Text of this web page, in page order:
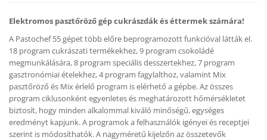
Elektromos pasztőröző gép cukrászdák és éttermek számára!
A Pastochef 55 gépet több előre beprogramozott funkcióval látták el.
18 program cukrászati termékekhez, 9 program csokoládé
megmunkálására, 8 program speciális desszertekhez, 7 program
gasztronómiai ételekhez, 4 program fagylalthoz, valamint Mix
pasztőröző és Mix érlelő program is elérhető a gépbe. Az összes
program ciklusonként egyenletes és meghatározott hőmérsékletet
biztosít, hogy minden alkalommal kiváló minőségű, egységes
eredményt kapjunk. A programok a felhasználók igényei és receptjei
szerint is módosíthatók. A nagyméretű kijelzőn az összetevők